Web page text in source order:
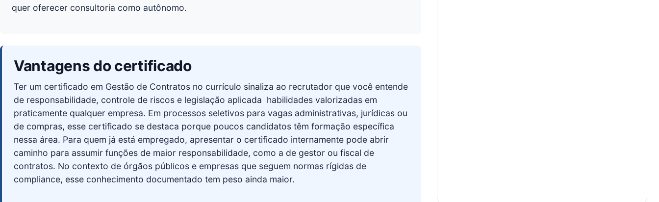
quer oferecer consultoria como autônomo.
Vantagens do certificado
Ter um certificado em Gestão de Contratos no currículo sinaliza ao recrutador que você entende
de responsabilidade, controle de riscos e legislação aplicada  habilidades valorizadas em
praticamente qualquer empresa. Em processos seletivos para vagas administrativas, jurídicas ou
de compras, esse certificado se destaca porque poucos candidatos têm formação específica
nessa área. Para quem já está empregado, apresentar o certificado internamente pode abrir
caminho para assumir funções de maior responsabilidade, como a de gestor ou fiscal de
contratos. No contexto de órgãos públicos e empresas que seguem normas rígidas de
compliance, esse conhecimento documentado tem peso ainda maior.